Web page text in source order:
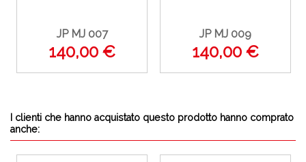
JP MJ 007
140,00 €
JP MJ 009
140,00 €
I clienti che hanno acquistato questo prodotto hanno comprato
anche: